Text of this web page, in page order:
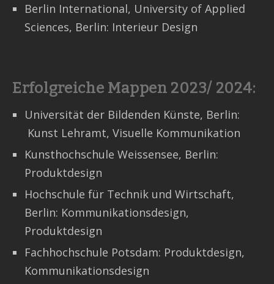
Berlin International, University of Applied
Sciences, Berlin: Interieur Design
Erfolgreiche Mappen 2023/ 2024:
Universität der Bildenden Künste, Berlin:
Kunst Lehramt, Visuelle Kommunikation
Kunsthochschule Weissensee, Berlin:
Produktdesign
Hochschule für Technik und Wirtschaft,
Berlin: Kommunikationsdesign,
Produktdesign
Fachhochschule Potsdam: Produktdesign,
Kommunikationsdesign